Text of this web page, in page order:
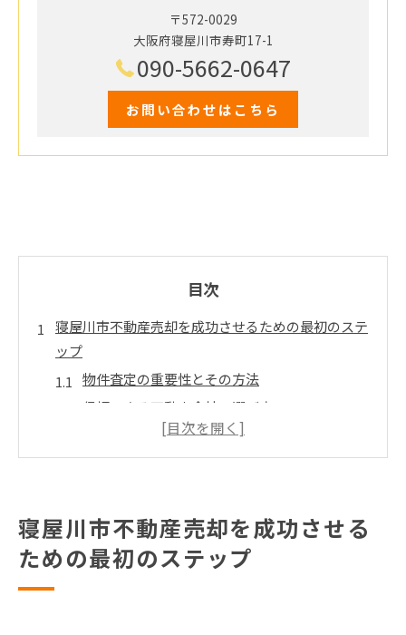
〒572-0029
大阪府寝屋川市寿町17-1
090-5662-0647
お問い合わせはこちら
目次
寝屋川市不動産売却を成功させるための最初のステ
ップ
物件査定の重要性とその方法
信頼できる不動産会社の選び方
適切な売却価格の設定方法
売却準備としての物件清掃と整理
売却計画の立て方
寝屋川市で高価格売却を実現するための戦略
寝屋川市不動産売却を成功させる
ための最初のステップ